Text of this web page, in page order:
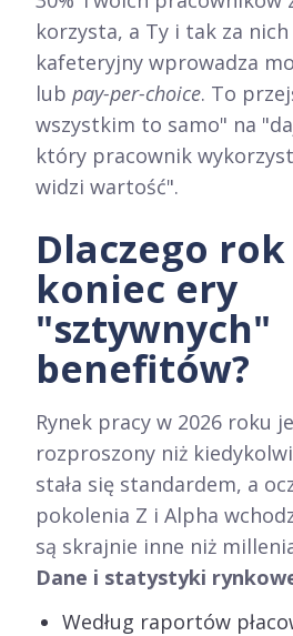
korzysta, a Ty i tak za nich
kafeteryjny wprowadza
lub pay-per-choice. To
wszystkim to samo" na
który pracownik
widzi wartość".
Dlaczego rok
koniec ery
"sztywnych"
benefitów?
Rynek pracy w 2026 roku
rozproszony niż
stała się standardem, a
pokolenia Z i Alpha
są skrajnie inne niż
Dane i statystyki
Według raportów